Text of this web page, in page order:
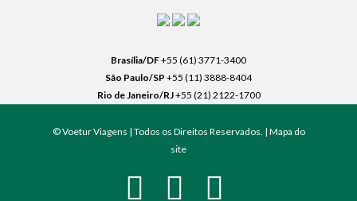
Brasília/DF+55 (61) 3771-3400
São Paulo/SP +55 (11) 3888-8404
Rio de Janeiro/RJ+55 (21) 2122-1700
© Voetur Viagens | Todos os Direitos Reservados. | Mapa do
site